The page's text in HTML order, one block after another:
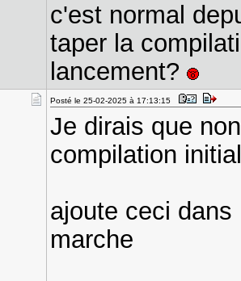
c'est normal
taper la
lancement?
Posté le 25-02-2025 à 17:13:15
Je dirais que
compilation
ajoute ceci
marche